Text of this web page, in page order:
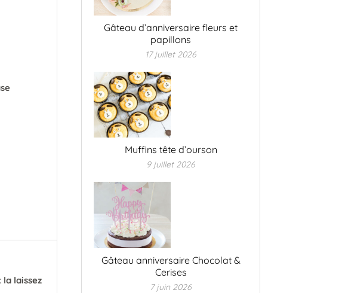
laissez
Gâteau d’anniversaire fleurs et
papillons
17 juillet 2026
Muffins tête d’ourson
9 juillet 2026
Gâteau anniversaire Chocolat &
Cerises
7 juin 2026